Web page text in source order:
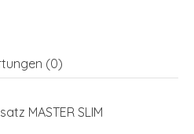
(0)
MASTER SLIM